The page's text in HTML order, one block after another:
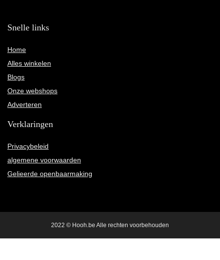
Snelle links
Home
Alles winkelen
Blogs
Onze webshops
Adverteren
Verklaringen
Privacybeleid
algemene voorwaarden
Gelieerde openbaarmaking
2022 © Hooh.be Alle rechten voorbehouden